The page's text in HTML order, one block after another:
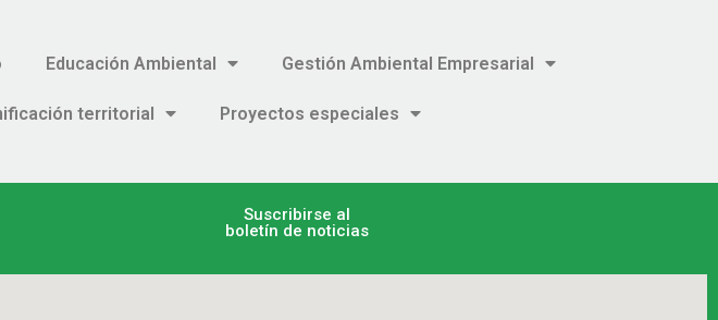
Educación Ambiental Gestión Ambiental Empresarial
territorial Proyectos especiales
Suscribirse al
boletín de noticias